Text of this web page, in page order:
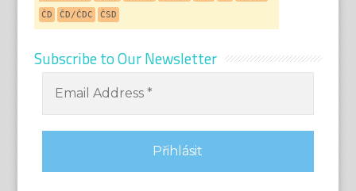
ČD
ČD/ČDC ČSD
Subscribe to Our Newsletter